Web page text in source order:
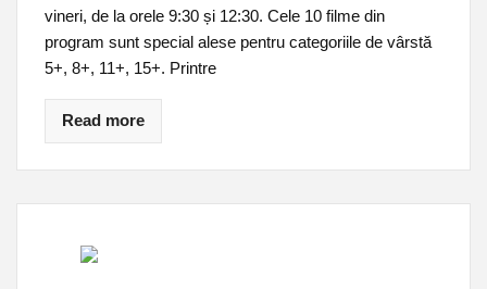
vineri, de la orele 9:30 și 12:30. Cele 10 filme din
program sunt special alese pentru categoriile de vârstă
5+, 8+, 11+, 15+. Printre
Read more